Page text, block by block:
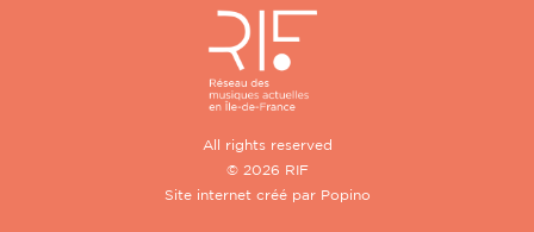
All rights reserved
© 2026 RIF
Site internet créé par Popino